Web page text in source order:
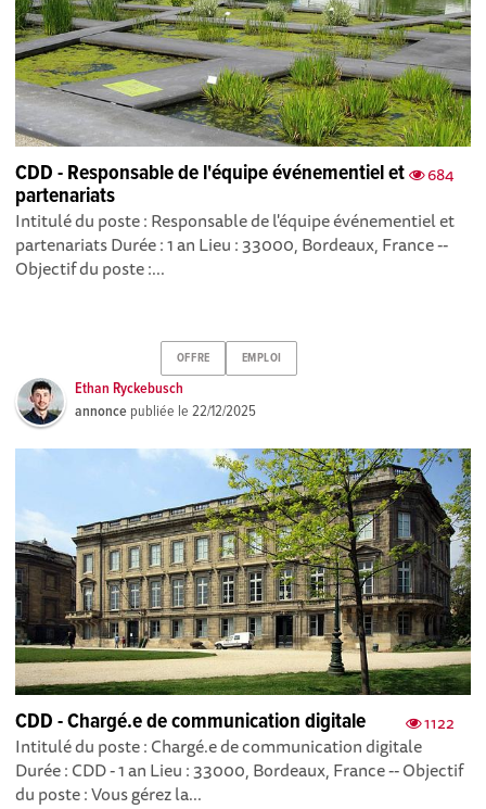
684
CDD - Responsable de l'équipe événementiel et
partenariats
Intitulé du poste : Responsable de l'équipe événementiel et
partenariats Durée : 1 an Lieu : 33000, Bordeaux, France --
Objectif du poste : ...
OFFRE EMPLOI
Ethan Ryckebusch
annonce publiée le22/12/2025
1122
CDD - Chargé.e de communication digitale
Intitulé du poste : Chargé.e de communication digitale
Durée : CDD - 1 an Lieu : 33000, Bordeaux, France -- Objectif
du poste : Vous gérez la...